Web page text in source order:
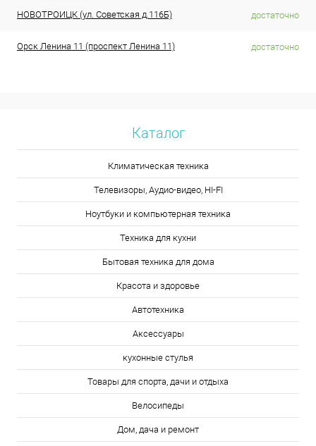
НОВОТРОИЦК (ул. Советская д.116Б) достаточно
Орск Ленина 11 (проспект Ленина 11) достаточно
Каталог
Климатическая техника
Телевизоры, Аудио-видео, HI-FI
Ноутбуки и компьютерная техника
Техника для кухни
Бытовая техника для дома
Красота и здоровье
Автотехника
Аксессуары
кухонные стулья
Товары для спорта, дачи и отдыха
Велосипеды
Дом, дача и ремонт